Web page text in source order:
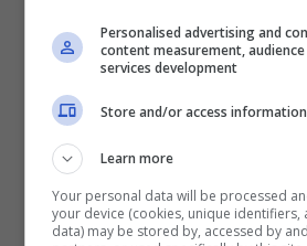
di scena.
Gemma Galganiè
molto vulnerabile, dedita
soddisfacimento dei
che le passano accanto,
Personalised advertising and
content measurement,
services development
Store and/or access
Learn more
Your personal data will be processed
your device (cookies, unique identifiers,
data) may be stored by, accessed by